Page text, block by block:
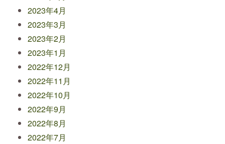
2023年4月
2023年3月
2023年2月
2023年1月
2022年12月
2022年11月
2022年10月
2022年9月
2022年8月
2022年7月